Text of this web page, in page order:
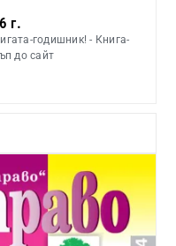
г.
годишник! - Книга-
до сайт